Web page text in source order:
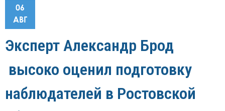
06
АВГ
Эксперт Александр Брод
высоко оценил подготовку
наблюдателей в Ростовской